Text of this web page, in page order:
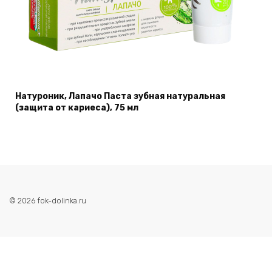
Натуроник, Лапачо Паста зубная натуральная
(защита от кариеса), 75 мл
© 2026 fok-dolinka.ru